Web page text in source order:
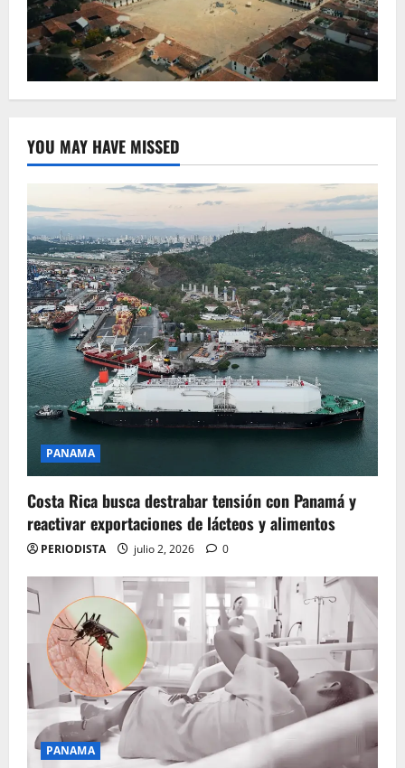
YOU MAY HAVE MISSED
PANAMA
Costa Rica busca destrabar tensión con Panamá y
reactivar exportaciones de lácteos y alimentos
PERIODISTA julio 2, 2026 0
PANAMA